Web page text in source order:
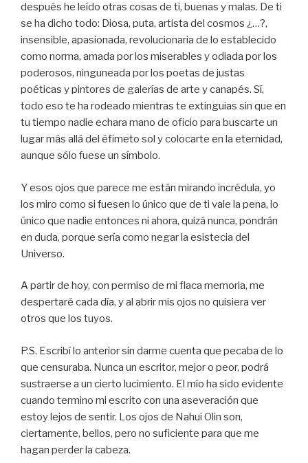
después he leído otras cosas de ti, buenas y malas. De ti
se ha dicho todo: Diosa, puta, artista del cosmos ¿…?,
insensible, apasionada, revolucionaria de lo establecido
como norma, amada por los miserables y odiada por los
poderosos, ninguneada por los poetas de justas
poéticas y pintores de galerías de arte y canapés. Sí,
todo eso te ha rodeado mientras te extinguias sin que en
tu tiempo nadie echara mano de oficio para buscarte un
lugar más allá del éfimeto sol y colocarte en la eternidad,
aunque sólo fuese un símbolo.
Y esos ojos que parece me están mirando incrédula, yo
los miro como si fuesen lo único que de ti vale la pena, lo
único que nadie entonces ni ahora, quizá nunca, pondrán
en duda, porque sería como negar la esistecia del
Universo.
A partir de hoy, con permiso de mi flaca memoria, me
despertaré cada día, y al abrir mis ojos no quisiera ver
otros que los tuyos.
P.S. Escribí lo anterior sin darme cuenta que pecaba de lo
que censuraba. Nunca un escritor, mejor o peor, podrá
sustraerse a un cierto lucimiento. El mío ha sido evidente
cuando termino mi escrito con una aseveración que
estoy lejos de sentir. Los ojos de Nahui Olin son,
ciertamente, bellos, pero no suficiente para que me
hagan perder la cabeza.